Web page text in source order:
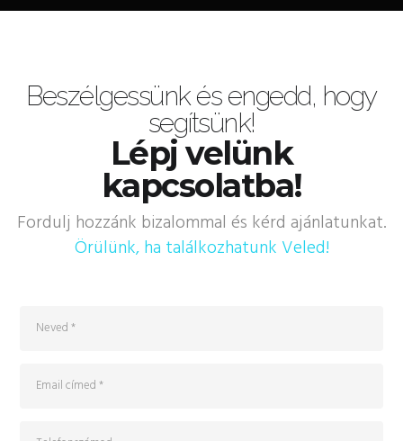
Beszélgessünk és engedd, hogy
segítsünk!
Lépj velünk
kapcsolatba!
Fordulj hozzánk bizalommal és kérd ajánlatunkat.
Örülünk, ha találkozhatunk Veled!